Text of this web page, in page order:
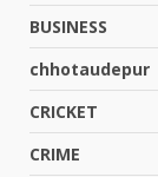
BUSINESS
chhotaudepur
CRICKET
CRIME